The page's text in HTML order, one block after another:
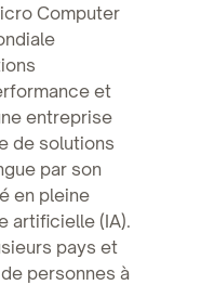
Computer
et
entreprise
de solutions
par son
en pleine
artificielle (IA).
pays et
personnes à